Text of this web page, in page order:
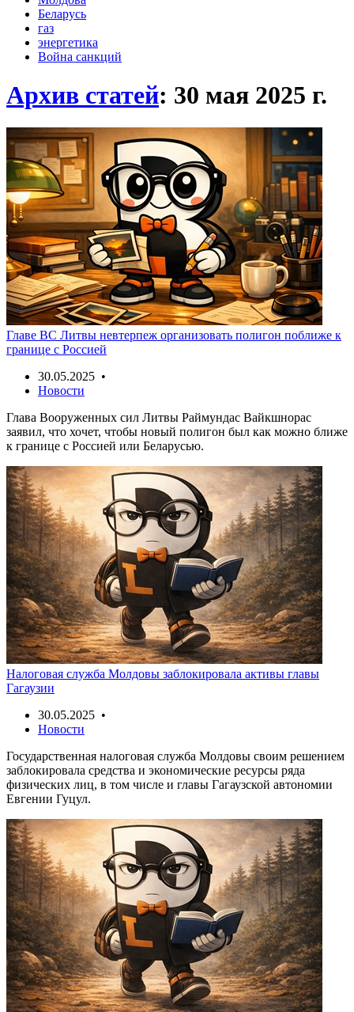
Беларусь
газ
энергетика
Война санкций
Архив статей: 30 мая 2025 г.
Главе ВС Литвы невтерпеж организовать полигон поближе к
границе с Россией
30.05.2025 •
Новости
Глава Вооруженных сил Литвы Раймундас Вайкшнорас
заявил, что хочет, чтобы новый полигон был как можно ближе
к границе с Россией или Беларусью.
Налоговая служба Молдовы заблокировала активы главы
Гагаузии
30.05.2025 •
Новости
Государственная налоговая служба Молдовы своим решением
заблокировала средства и экономические ресурсы ряда
физических лиц, в том числе и главы Гагаузской автономии
Евгении Гуцул.